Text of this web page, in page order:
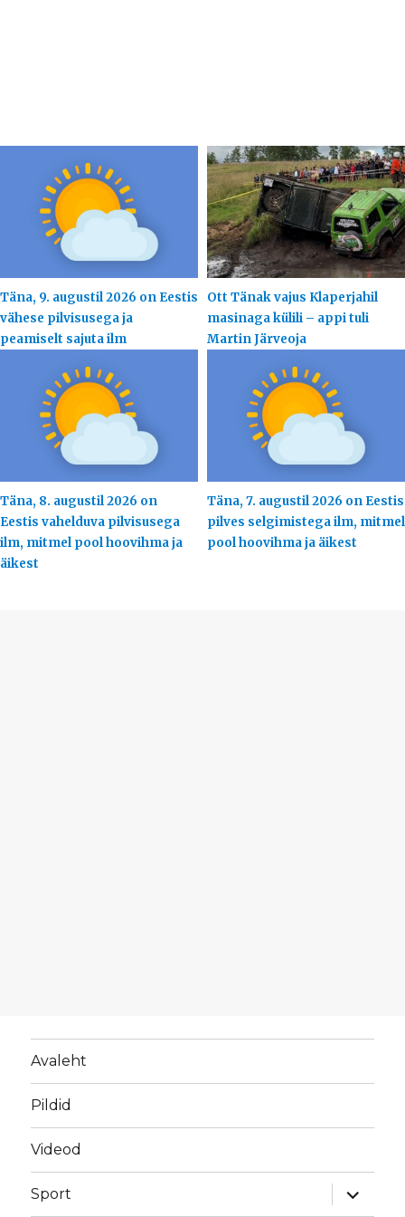
Täna, 9. augustil 2026 on Eestis
vähese pilvisusega ja
peamiselt sajuta ilm
Ott Tänak vajus Klaperjahil
masinaga külili – appi tuli
Martin Järveoja
Täna, 8. augustil 2026 on
Eestis vahelduva pilvisusega
ilm, mitmel pool hoovihma ja
äikest
Täna, 7. augustil 2026 on Eestis
pilves selgimistega ilm, mitmel
pool hoovihma ja äikest
Avaleht
Pildid
Videod
Sport
laienda